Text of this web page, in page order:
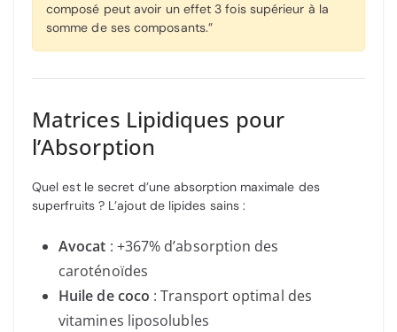
composé peut avoir un effet 3 fois supérieur à la
somme de ses composants.”
Matrices Lipidiques pour
l’Absorption
Quel est le secret d’une absorption maximale des
superfruits ? L’ajout de lipides sains :
Avocat : +367% d’absorption des
caroténoïdes
Huile de coco : Transport optimal des
vitamines liposolubles